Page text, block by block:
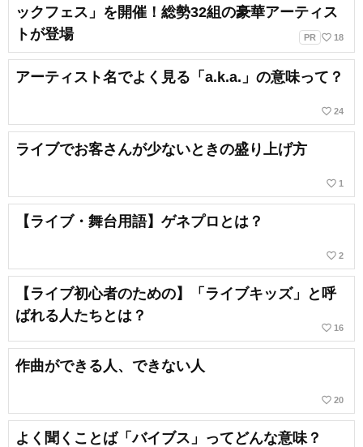
ックフェス」を開催！総勢32組の豪華アーティス
トが登場
PR favorite_border 18
アーティスト名でよく見る「a.k.a.」の意味って？
favorite_border 24
ライブでお客さんが少ないときの盛り上げ方
favorite_border 1
【ライブ・舞台用語】ゲネプロとは？
favorite_border 2
【ライブ初心者のための】「ライブキッズ」と呼
ばれる人たちとは？
favorite_border 16
作曲ができる人、できない人
favorite_border 20
よく聞くことば「バイブス」ってどんな意味？